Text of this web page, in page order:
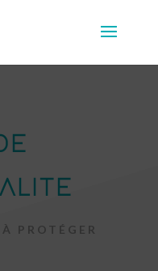
PROTÉGER